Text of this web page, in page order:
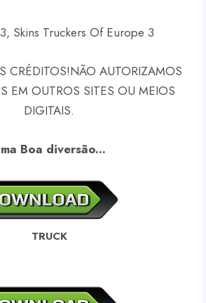
Skins Truckers Of Europe 3
CRÉDITOS!NÃO AUTORIZAMOS
EM OUTROS SITES OU MEIOS
DIGITAIS.
Boa diversão...
TRUCK